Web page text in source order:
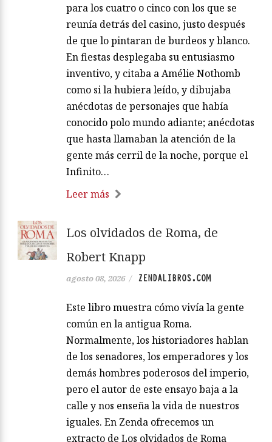
para los cuatro o cinco con los que se
reunía detrás del casino, justo después
de que lo pintaran de burdeos y blanco.
En fiestas desplegaba su entusiasmo
inventivo, y citaba a Amélie Nothomb
como si la hubiera leído, y dibujaba
anécdotas de personajes que había
conocido polo mundo adiante; anécdotas
que hasta llamaban la atención de la
gente más cerril de la noche, porque el
Infinito…
Leer más
Los olvidados de Roma, de
Robert Knapp
agosto 08, 2026 / ZENDALIBROS.COM
Este libro muestra cómo vivía la gente
común en la antigua Roma.
Normalmente, los historiadores hablan
de los senadores, los emperadores y los
demás hombres poderosos del imperio,
pero el autor de este ensayo baja a la
calle y nos enseña la vida de nuestros
iguales. En Zenda ofrecemos un
extracto de Los olvidados de Roma